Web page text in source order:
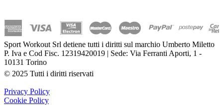
Sport Workout Srl detiene tutti i diritti sul marchio Umberto Miletto
P. Iva e Cod Fisc. 12319420019 | Sede: Via Ferranti Aporti, 1 -
10131 Torino
© 2025 Tutti i diritti riservati
Privacy Policy
Cookie Policy